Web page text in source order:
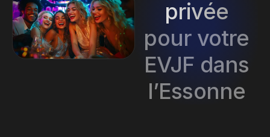
privée
pour votre
EVJF dans
l’Essonne